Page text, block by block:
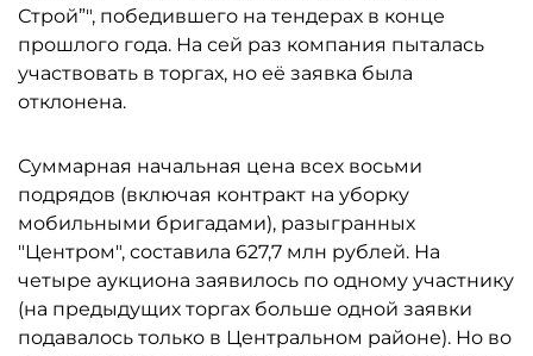
Строй”", победившего на тендерах в конце
прошлого года. На сей раз компания пыталась
участвовать в торгах, но её заявка была
отклонена.
Суммарная начальная цена всех восьми
подрядов (включая контракт на уборку
мобильными бригадами), разыгранных
"Центром", составила 627,7 млн рублей. На
четыре аукциона заявилось по одному участнику
(на предыдущих торгах больше одной заявки
подавалось только в Центральном районе). Но во